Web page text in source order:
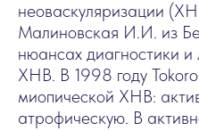
неоваскуляризации
Малиновская И.И. из
нюансах диагностики
ХНВ. В 1998 году
миопической ХНВ:
атрофическую. В